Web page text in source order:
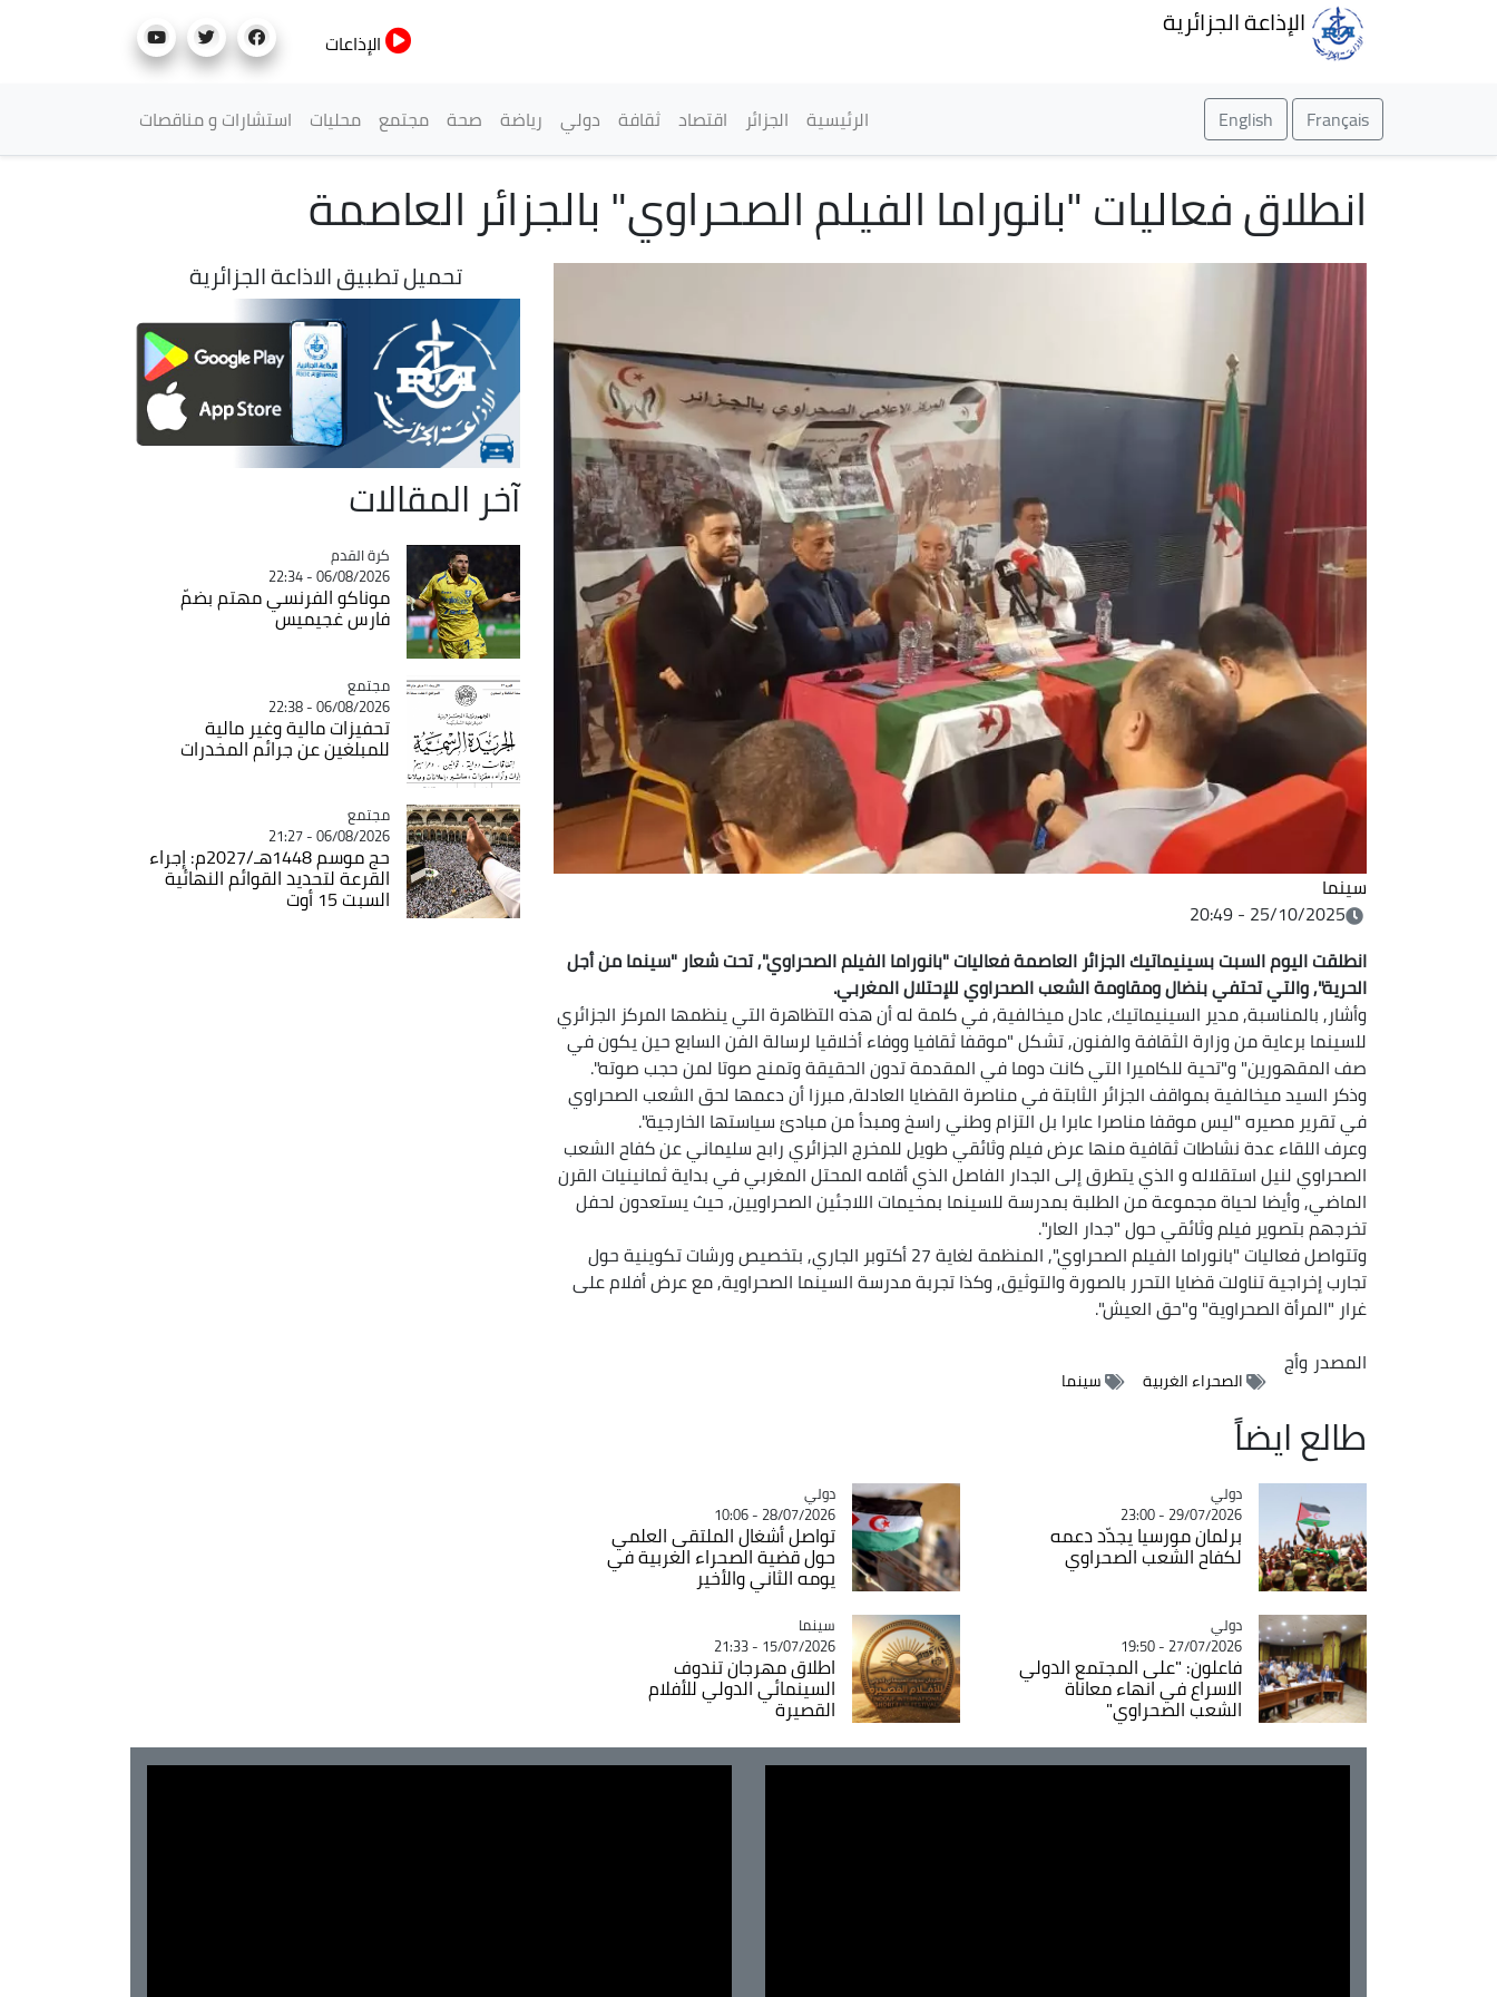
الإذاعة الجزائرية
الإذاعات
Français
English القائمة الرئيسية
الرئيسية الجزائر اقتصاد ثقافة دولي رياضة صحة مجتمع محليات استشارات و مناقصات
انطلاق فعاليات "بانوراما الفيلم الصحراوي" بالجزائر العاصمة
سينما
25/10/2025 - 20:49
انطلقت اليوم السبت بسينيماتيك الجزائر العاصمة فعاليات "بانوراما الفيلم الصحراوي", تحت شعار "سينما من أجل
الحرية", والتي تحتفي بنضال ومقاومة الشعب الصحراوي للإحتلال المغربي.
وأشار, بالمناسبة, مدير السينيماتيك, عادل ميخالفية, في كلمة له أن هذه التظاهرة التي ينظمها المركز الجزائري
للسينما برعاية من وزارة الثقافة والفنون, تشكل "موقفا ثقافيا ووفاء أخلاقيا لرسالة الفن السابع حين يكون في
صف المقهورين" و"تحية للكاميرا التي كانت دوما في المقدمة تدون الحقيقة وتمنح صوتا لمن حجب صوته".
وذكر السيد ميخالفية بمواقف الجزائر الثابتة في مناصرة القضايا العادلة, مبرزا أن دعمها لحق الشعب الصحراوي
في تقرير مصيره "ليس موقفا مناصرا عابرا بل التزام وطني راسخ ومبدأ من مبادئ سياستها الخارجية".
وعرف اللقاء عدة نشاطات ثقافية منها عرض فيلم وثائقي طويل للمخرج الجزائري رابح سليماني عن كفاح الشعب
الصحراوي لنيل استقلاله و الذي يتطرق إلى الجدار الفاصل الذي أقامه المحتل المغربي في بداية ثمانينيات القرن
الماضي, وأيضا لحياة مجموعة من الطلبة بمدرسة للسينما بمخيمات اللاجئين الصحراويين, حيث يستعدون لحفل
تخرجهم بتصوير فيلم وثائقي حول "جدار العار".
وتتواصل فعاليات "بانوراما الفيلم الصحراوي", المنظمة لغاية 27 أكتوبر الجاري, بتخصيص ورشات تكوينية حول
تجارب إخراجية تناولت قضايا التحرر بالصورة والتوثيق, وكذا تجربة مدرسة السينما الصحراوية, مع عرض أفلام على
غرار "المرأة الصحراوية" و"حق العيش".
المصدر وأج
الصحراء الغربية سينما
طالع ايضاً
Catégorie
دولي
29/07/2026 - 23:00
برلمان مورسيا يجدّد دعمه
لكفاح الشعب الصحراوي
Catégorie
دولي
28/07/2026 - 10:06
تواصل أشغال الملتقى العلمي
حول قضية الصحراء الغربية في
يومه الثاني والأخير
Catégorie
دولي
27/07/2026 - 19:50
فاعلون: "على المجتمع الدولي
الاسراع في انهاء معاناة
الشعب الصحراوي"
Catégorie
سينما
15/07/2026 - 21:33
اطلاق مهرجان تندوف
السينمائي الدولي للأفلام
القصيرة
تحميل تطبيق الاذاعة الجزائرية
آخر المقالات
Catégorie
كرة القدم
06/08/2026 - 22:34
موناكو الفرنسي مهتم بضمّ
فارس غجيميس
Catégorie
مجتمع
06/08/2026 - 22:38
تحفيزات مالية وغير مالية
للمبلغين عن جرائم المخدرات
Catégorie
مجتمع
06/08/2026 - 21:27
حج موسم 1448هـ/2027م: إجراء
القرعة لتحديد القوائم النهائية
السبت 15 أوت